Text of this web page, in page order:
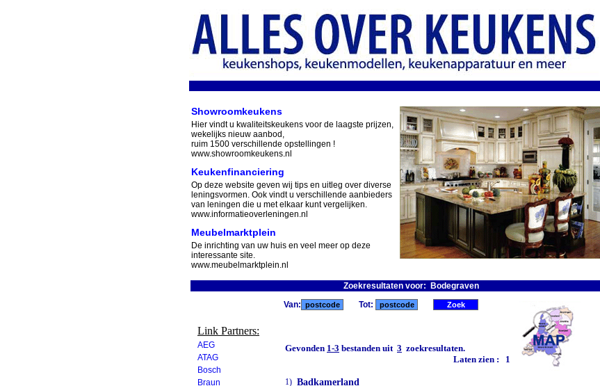
Showroomkeukens
Hier vindt u kwaliteitskeukens voor de laagste prijzen,
wekelijks nieuw aanbod,
ruim 1500 verschillende opstellingen !
www.showroomkeukens.nl
Keukenfinanciering
Op deze website geven wij tips en uitleg over diverse
leningsvormen. Ook vindt u verschillende aanbieders
van leningen die u met elkaar kunt vergelijken.
www.informatieoverleningen.nl
Meubelmarktplein
De inrichting van uw huis en veel meer op deze
interessante site.
www.meubelmarktplein.nl
Zoekresultaten voor: Bodegraven
Link Partners:
AEG
ATAG
Bosch
Braun
Van: Tot:
Gevonden 1-3 bestanden uit 3 zoekresultaten.
Laten zien :
1
1) Badkamerland